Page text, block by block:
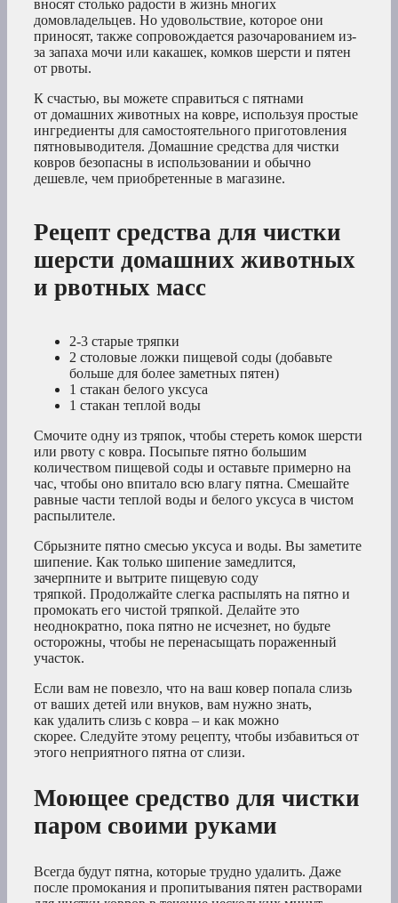
вносят столько радости в жизнь многих
домовладельцев. Но удовольствие, которое они
приносят, также сопровождается разочарованием из-
за запаха мочи или какашек, комков шерсти и пятен
от рвоты.
К счастью, вы можете справиться с пятнами
от домашних животных на ковре, используя простые
ингредиенты для самостоятельного приготовления
пятновыводителя. Домашние средства для чистки
ковров безопасны в использовании и обычно
дешевле, чем приобретенные в магазине.
Рецепт средства для чистки
шерсти домашних животных
и рвотных масс
2-3 старые тряпки
2 столовые ложки пищевой соды (добавьте
больше для более заметных пятен)
1 стакан белого уксуса
1 стакан теплой воды
Смочите одну из тряпок, чтобы стереть комок шерсти
или рвоту с ковра. Посыпьте пятно большим
количеством пищевой соды и оставьте примерно на
час, чтобы оно впитало всю влагу пятна. Смешайте
равные части теплой воды и белого уксуса в чистом
распылителе.
Сбрызните пятно смесью уксуса и воды. Вы заметите
шипение. Как только шипение замедлится,
зачерпните и вытрите пищевую соду
тряпкой. Продолжайте слегка распылять на пятно и
промокать его чистой тряпкой. Делайте это
неоднократно, пока пятно не исчезнет, но будьте
осторожны, чтобы не перенасыщать пораженный
участок.
Если вам не повезло, что на ваш ковер попала слизь
от ваших детей или внуков, вам нужно знать,
как удалить слизь с ковра – и как можно
скорее. Следуйте этому рецепту, чтобы избавиться от
этого неприятного пятна от слизи.
Моющее средство для чистки
паром своими руками
Всегда будут пятна, которые трудно удалить. Даже
после промокания и пропитывания пятен растворами